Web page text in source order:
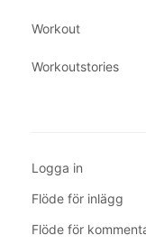
Workout
Workoutstories
Logga in
Flöde för inlägg
Flöde för